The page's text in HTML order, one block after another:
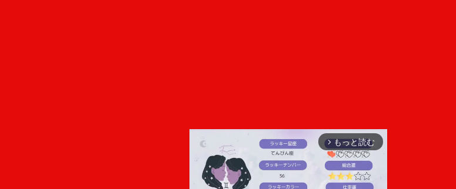
arrow_forward_ios もっと読む